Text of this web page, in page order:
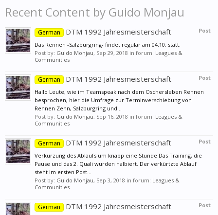
Recent Content by Guido Monjau
Post
German DTM 1992 Jahresmeisterschaft
Das Rennen -Salzburgring- findet regulär am 04.10. statt.
Post by: Guido Monjau, Sep 29, 2018 in forum: Leagues &
Communities
Post
German DTM 1992 Jahresmeisterschaft
Hallo Leute, wie im Teamspeak nach dem Oschersleben Rennen
besprochen, hier die Umfrage zur Terminverschiebung von
Rennen Zehn, Salzburgring und...
Post by: Guido Monjau, Sep 16, 2018 in forum: Leagues &
Communities
Post
German DTM 1992 Jahresmeisterschaft
Verkürzung des Ablaufs um knapp eine Stunde Das Training, die
Pause und das 2. Quali wurden halbiert. Der verkürtzte Ablauf
steht im ersten Post...
Post by: Guido Monjau, Sep 3, 2018 in forum: Leagues &
Communities
Post
German DTM 1992 Jahresmeisterschaft